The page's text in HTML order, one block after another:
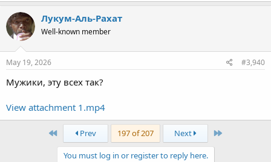
Лукум-Аль-Рахат
Well-known member
May 19, 2026 #3,940
Мужики, эту всех так?
View attachment 1.mp4
First Prev 197 of 207 Next Last
You must log in or register to reply here.